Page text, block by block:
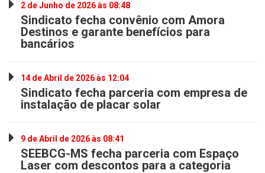
2 de Junho de 2026 às 08:48
Sindicato fecha convênio com Amora
Destinos e garante benefícios para
bancários
14 de Abril de 2026 às 12:04
Sindicato fecha parceria com empresa de
instalação de placar solar
9 de Abril de 2026 às 08:41
SEEBCG-MS fecha parceria com Espaço
Laser com descontos para a categoria